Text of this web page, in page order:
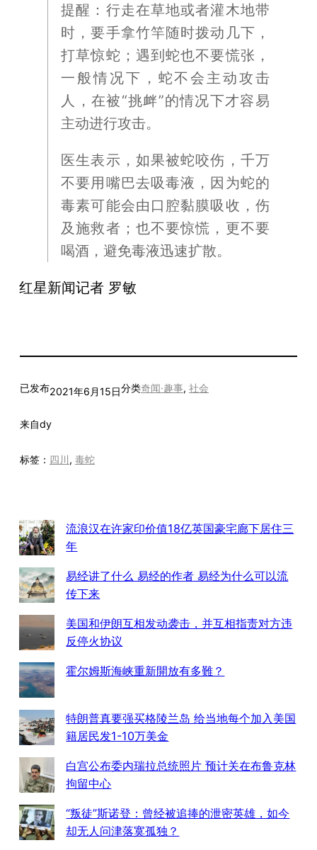
提醒：行走在草地或者灌木地带
时，要手拿竹竿随时拨动几下，
打草惊蛇；遇到蛇也不要慌张，
一般情况下，蛇不会主动攻击
人，在被“挑衅”的情况下才容易
主动进行攻击。
医生表示，如果被蛇咬伤，千万
不要用嘴巴去吸毒液，因为蛇的
毒素可能会由口腔黏膜吸收，伤
及施救者；也不要惊慌，更不要
喝酒，避免毒液迅速扩散。
红星新闻记者 罗敏
已发布2021年6月15日分类奇闻·趣事, 社会
来自dy
标签： 四川, 毒蛇
流浪汉在许家印价值18亿英国豪宅廊下居住三
年
易经讲了什么 易经的作者 易经为什么可以流
传下来
美国和伊朗互相发动袭击，并互相指责对方违
反停火协议
霍尔姆斯海峡重新開放有多難？
特朗普真要强买格陵兰岛 给当地每个加入美国
籍居民发1-10万美金
白宫公布委内瑞拉总统照片 预计关在布鲁克林
拘留中心
“叛徒”斯诺登：曾经被追捧的泄密英雄，如今
却无人问津落寞孤独？